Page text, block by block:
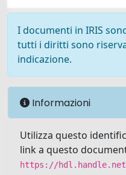
I documenti in IRIS
tutti i diritti sono
indicazione.
Informazioni
Utilizza questo
link a questo
https://hdl.handle.net/